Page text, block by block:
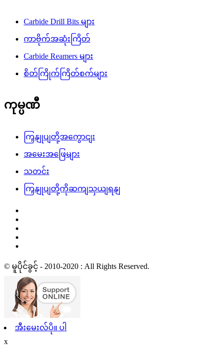
Carbide Drill Bits များ
ကာဗိုက်အဆုံးကြိတ်
Carbide Reamers များ
စိတ်ကြိုက်ကြိတ်စက်များ
ကုမ္ပဏီ
ကြှနျုပျတို့အကွောငျး
အမေးအဖြေများ
သတင်း
ကြှနျုပျတို့ကိုဆကျသှယျရနျ
© မူပိုင်ခွင့် - 2010-2020 : All Rights Reserved.
အီးမေးလ်ပို။ ပါ
x